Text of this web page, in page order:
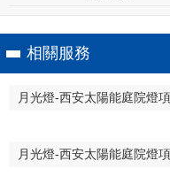
相關服務
月光燈-西安太陽能庭院燈
月光燈-西安太陽能庭院燈